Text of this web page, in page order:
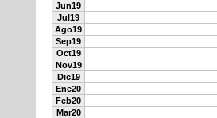
Jun19
Jul19
Ago19
Sep19
Oct19
Nov19
Dic19
Ene20
Feb20
Mar20